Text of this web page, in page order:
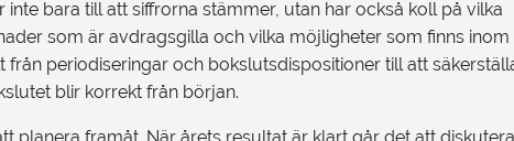
inte bara till att siffrorna stämmer, utan har också koll på vilka
som är avdragsgilla och vilka möjligheter som finns inom
från periodiseringar och bokslutsdispositioner till att
blir korrekt från början.
planera framåt. När årets resultat är klart går det att